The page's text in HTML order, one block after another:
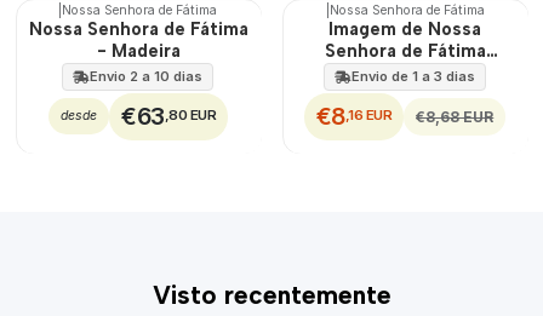
Nossa Senhora de Fátima
Nossa Senhora de Fátima
- Madeira
Envio 2 a 10 dias
desde €63,80 EUR
DESCONTO
Nossa Senhora de Fátima
Imagem de Nossa
Senhora de Fátima
Capelinha
Envio de 1 a 3 dias
€8,16 EUR €8,68 EUR
Visto recentemente